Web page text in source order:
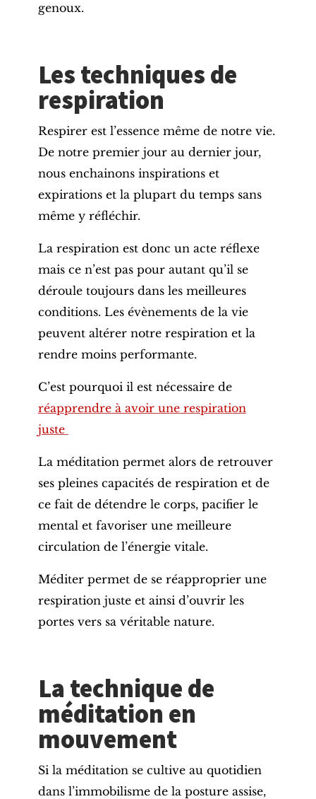
genoux.
Les techniques de
respiration
Respirer est l’essence même de notre vie.
De notre premier jour au dernier jour,
nous enchainons inspirations et
expirations et la plupart du temps sans
même y réfléchir.
La respiration est donc un acte réflexe
mais ce n’est pas pour autant qu’il se
déroule toujours dans les meilleures
conditions. Les évènements de la vie
peuvent altérer notre respiration et la
rendre moins performante.
C’est pourquoi il est nécessaire de
réapprendre à avoir une respiration
juste
La méditation permet alors de retrouver
ses pleines capacités de respiration et de
ce fait de détendre le corps, pacifier le
mental et favoriser une meilleure
circulation de l’énergie vitale.
Méditer permet de se réapproprier une
respiration juste et ainsi d’ouvrir les
portes vers sa véritable nature.
La technique de
méditation en
mouvement
Si la méditation se cultive au quotidien
dans l’immobilisme de la posture assise,